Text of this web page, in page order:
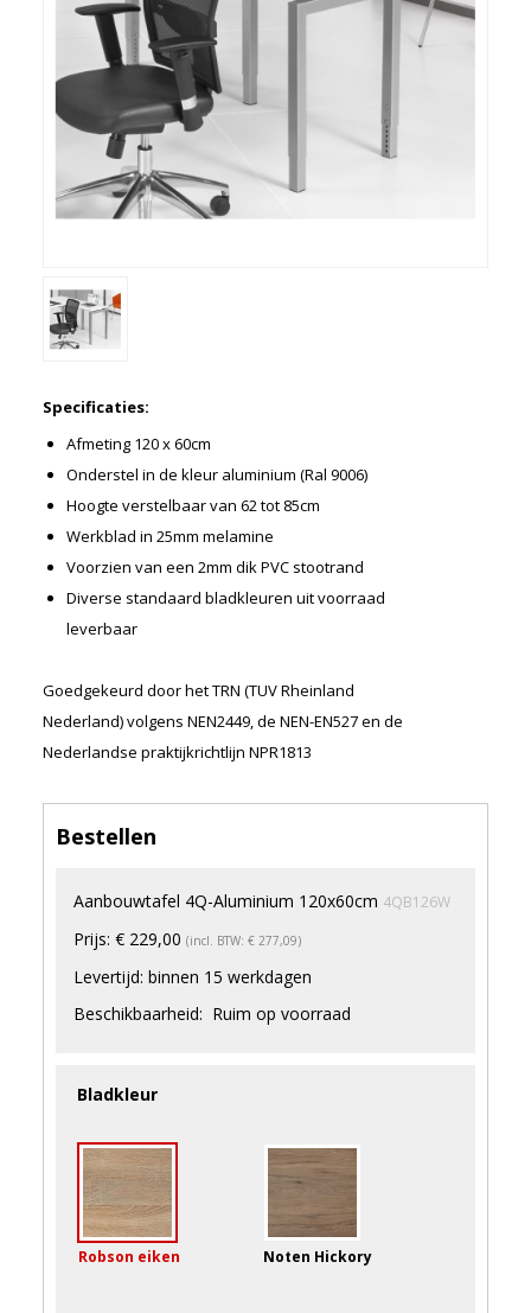
Kasten
Ladeblokken
Vergaderen
Kantine
Directiemeubilair
Akoestiek
Schoolmeubelen
Overige
Showroom uitverkoop
'Met een krasje'
Betalen en bezorgen
Werkbladkleuren
Algemene voorwaarden
Specificaties:
Afmeting 120 x 60cm
Onderstel in de kleur aluminium (Ral 9006)
Hoogte verstelbaar van 62 tot 85cm
Werkblad in 25mm melamine
Voorzien van een 2mm dik PVC stootrand
Diverse standaard bladkleuren uit voorraad
leverbaar
Goedgekeurd door het TRN (TUV Rheinland
Nederland) volgens NEN2449, de NEN-EN527 en de
Nederlandse praktijkrichtlijn NPR1813
Bestellen
Aanbouwtafel 4Q-Aluminium 120x60cm 4QB126W
Prijs: € 229,00 (incl. BTW: € 277,09)
Levertijd: binnen 15 werkdagen
Beschikbaarheid: Ruim op voorraad
Bladkleur
Robson eiken Noten Hickory